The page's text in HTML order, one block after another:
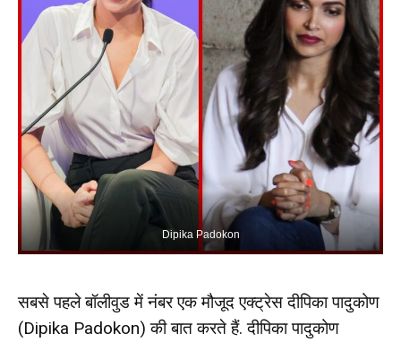
Dipika Padokon
सबसे पहले बॉलीवुड में नंबर एक मौजूद एक्ट्रेस दीपिका पादुकोण
(Dipika Padokon) की बात करते हैं. दीपिका पादुकोण